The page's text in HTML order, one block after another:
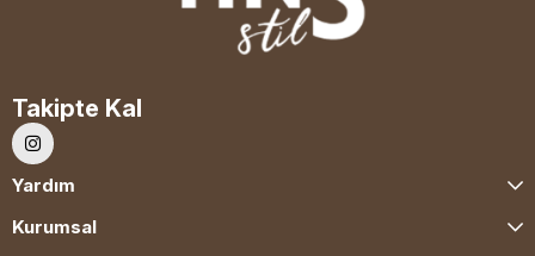
Takipte Kal
Yardım
Kurumsal